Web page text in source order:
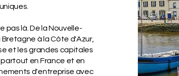
pas là. De la Nouvelle-
à la Côte d'Azur,
et les grandes capitales
en France et en
d'entreprise avec